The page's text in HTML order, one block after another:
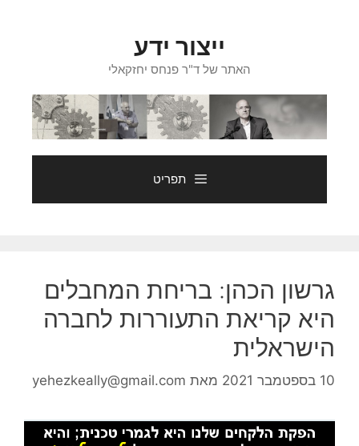
ייצור ידע
האתר של ד"ר פנחס יחזקאלי
תפריט
גרשון הכהן: בריחת המחבלים
היא קריאת התעוררות לחברה
הישראלית
10 בספטמבר 2021 מאת yehezkeally@gmail.com